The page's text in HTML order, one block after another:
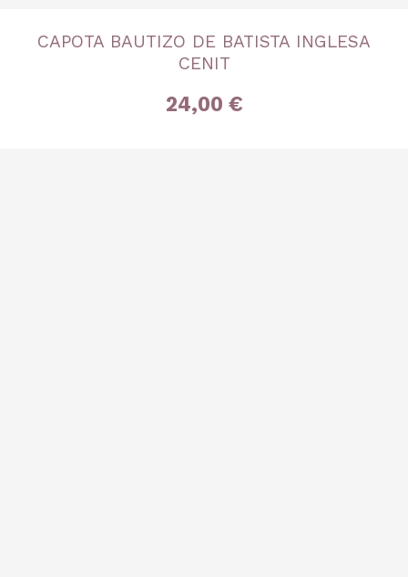
3 meses
CAPOTA BAUTIZO DE BATISTA INGLESA
CENIT
24,00 €